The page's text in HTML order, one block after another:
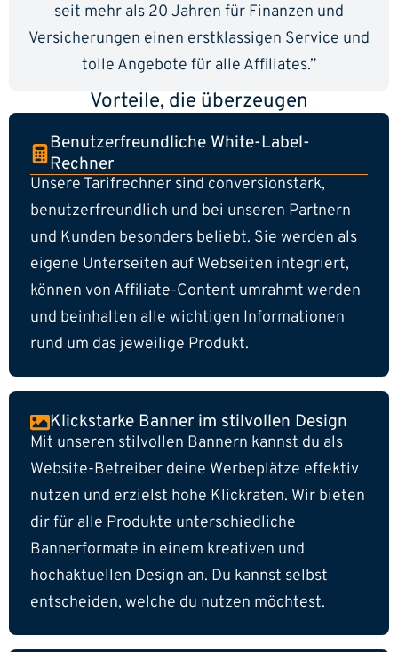
seit mehr als 20 Jahren für Finanzen und
Versicherungen einen erstklassigen Service und
tolle Angebote für alle Affiliates.”
Vorteile, die überzeugen
Benutzerfreundliche White-Label-
Rechner
Unsere Tarifrechner sind conversionstark,
benutzerfreundlich und bei unseren Partnern
und Kunden besonders beliebt. Sie werden als
eigene Unterseiten auf Webseiten integriert,
können von Affiliate-Content umrahmt werden
und beinhalten alle wichtigen Informationen
rund um das jeweilige Produkt.
Klickstarke Banner im stilvollen Design
Mit unseren stilvollen Bannern kannst du als
Website-Betreiber deine Werbeplätze effektiv
nutzen und erzielst hohe Klickraten. Wir bieten
dir für alle Produkte unterschiedliche
Bannerformate in einem kreativen und
hochaktuellen Design an. Du kannst selbst
entscheiden, welche du nutzen möchtest.